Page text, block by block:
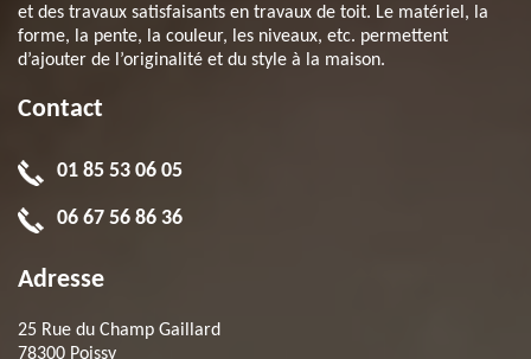
et des travaux satisfaisants en travaux de toit. Le matériel, la
forme, la pente, la couleur, les niveaux, etc. permettent
d’ajouter de l’originalité et du style à la maison.
Contact
01 85 53 06 05
06 67 56 86 36
Adresse
25 Rue du Champ Gaillard
78300 Poissy